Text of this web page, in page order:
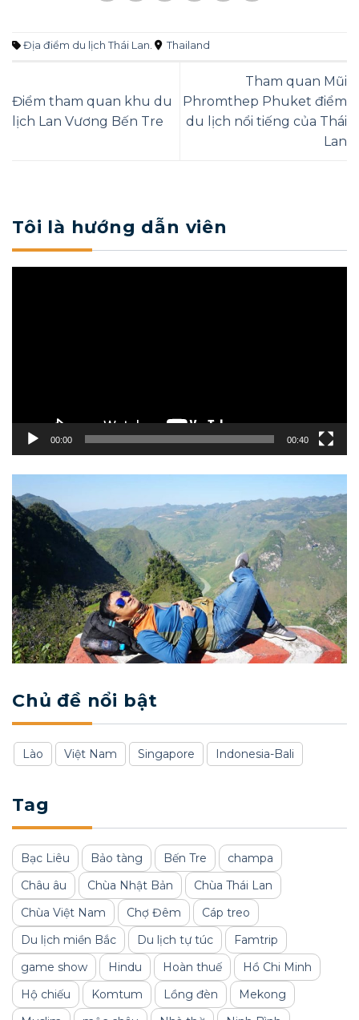
Địa điểm du lịch Thái Lan Thailand
Điểm tham quan khu du
lịch Lan Vương Bến Tre
Tham quan Mũi
Phromthep Phuket điểm
du lịch nổi tiếng của Thái
Lan
Tôi là hướng dẫn viên
00:00 00:40
Chủ đề nổi bật
Lào Việt Nam Singapore Indonesia-Bali
Tag
Bạc Liêu Bảo tàng Bến Tre
champa
Châu âu
Chùa Nhật Bản
Chùa Thái Lan
Chùa Việt Nam
Chợ Đêm
Cáp treo
Du lịch miền Bắc
Du lịch tự túc
Famtrip
game show
Hindu Hoàn thuế
Hồ Chi Minh
Hộ chiếu
Komtum Lồng đèn
Mekong